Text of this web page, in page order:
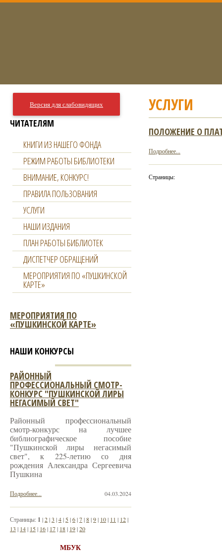
УСЛУГИ
ПОЛОЖЕНИЕ О
Подробнее...
Страницы:
Версия для слабовидящих
ЧИТАТЕЛЯМ
КНИГИ ИЗ НАШЕГО ФОНДА
РЕЖИМ РАБОТЫ БИБЛИОТЕКИ
ВНИМАНИЕ, КОНКУРС!
ПРАВИЛА ПОЛЬЗОВАНИЯ
УСЛУГИ
НАШИ ИЗДАНИЯ
ПЛАН РАБОТЫ БИБЛИОТЕК
ДИСПЕТЧЕР ОБРАЩЕНИЙ
МЕРОПРИЯТИЯ ПО «ПУШКИНСКОЙ
КАРТЕ»
МЕРОПРИЯТИЯ ПО
«ПУШКИНСКОЙ КАРТЕ»
НАШИ КОНКУРСЫ
РАЙОННЫЙ
ПРОФЕССИОНАЛЬНЫЙ СМОТР-
КОНКУРС "ПУШКИНСКОЙ ЛИРЫ
НЕГАСИМЫЙ СВЕТ"
Районный профессиональный
смотр-конкурс на лучшее
библиографическое пособие
"Пушкинской лиры негасимый
свет", к 225-летию со дня
рождения Александра Сергеевича
Пушкина
04.03.2024
Подробнее...
Страницы: 1 |2|3 |4| 5|6|7|8|9| 10| 11 | 12|
13 | 14| 15| 16| 17| 18| 19|20
МБУК